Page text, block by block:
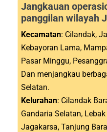
Jangkauan
panggilan wilayah
Kecamatan: Cilandak,
Kebayoran Lama,
Pasar Minggu,
Dan menjangkau
Selatan.
Kelurahan: Cilandak
Gandaria Selatan,
Jagakarsa, Tanjung